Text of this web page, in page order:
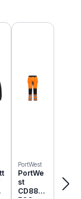
PortWest
PortWe
st
CD889